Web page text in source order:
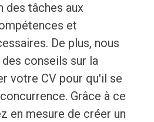
des tâches aux
et
De plus, nous
conseils sur la
votre CV pour qu'il se
Grâce à ce
en mesure de créer un